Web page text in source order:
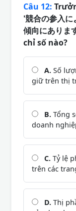
Câu 12:
'競合の参入に
傾向にあり
chỉ số nào?
A. Số
giữ trên thị
B. Tổng
doanh
C. Tỷ lệ
trên các
D. Thị